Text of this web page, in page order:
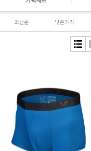
최신순 낮은가격